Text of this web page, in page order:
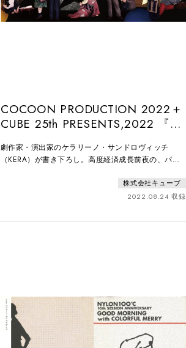
COCOON PRODUCTION 2022＋
CUBE 25th PRESENTS,2022 『世
劇作家・演出家のケラリーノ・サンドロヴィッチ
（KERA）が書き下ろし。高度経済成長前夜の、パワ
の東京・新宿。混沌とした時代、軽演劇の劇団「三角
座」を舞台に喜劇人と彼らを取り巻く人々が織りな
株式会社キューブ
2022.08.24 収録